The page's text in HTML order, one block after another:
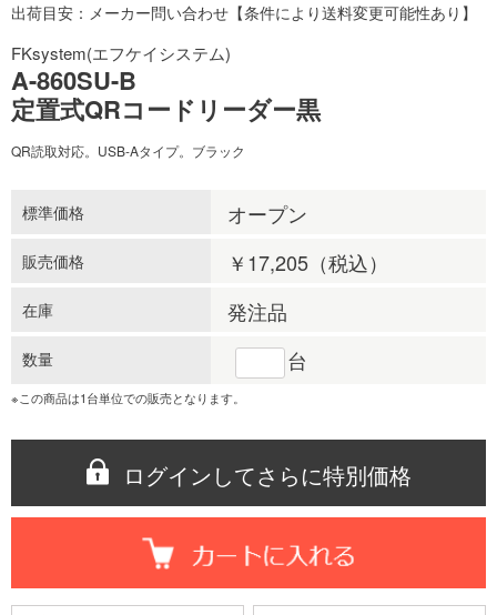
出荷目安：メーカー問い合わせ【条件により送料変更可能性あり】
FKsystem(エフケイシステム)
A-860SU-B
定置式QRコードリーダー黒
QR読取対応。USB-Aタイプ。ブラック
標準価格 オープン
販売価格 ￥17,205（税込）
在庫 発注品
数量 台
※この商品は1台単位での販売となります。
ログインしてさらに特別価格